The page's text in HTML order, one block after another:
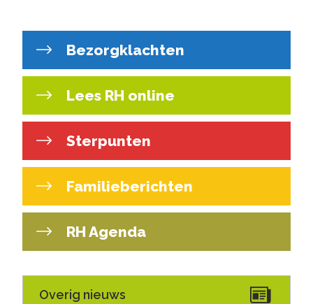
Bezorgklachten
Lees RH online
Sterpunten
Familieberichten
RH Agenda
Overig nieuws